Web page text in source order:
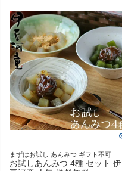
まずはお試し あんみつ ギフト不可
お試しあんみつ 4種 セット 伊